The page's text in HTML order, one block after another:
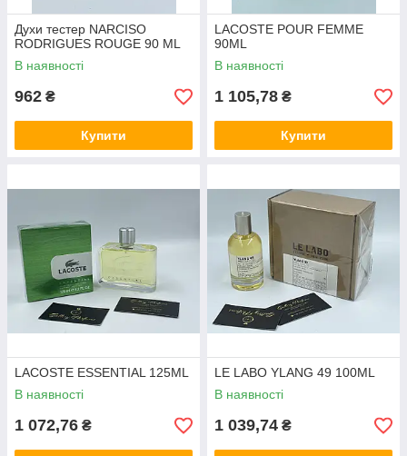
Духи тестер NARCISO
RODRIGUES ROUGE 90 ML
В наявності
962 ₴
Купити
LACOSTE POUR FEMME
90ML
В наявності
1 105,78 ₴
Купити
LACOSTE ESSENTIAL 125ML
В наявності
1 072,76 ₴
LE LABO YLANG 49 100ML
В наявності
1 039,74 ₴